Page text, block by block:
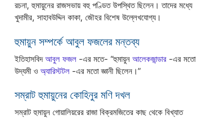
রচনা, হুমায়ুনের রাজসভায় বহু পণ্ডিত উপস্থিত ছিলেন। তাদের মধ্যে
খুদামীর, সাহাবউদ্দিন কাকা, জৌহর বিশেষ উল্লেখযোগ্য।
হুমায়ুন সম্পর্কে আবুল ফজলের মন্তব্য
ইতিহাসবিদ আবুল ফজল -এর মতে- “হুমায়ুন আলেকজান্ডার -এর মতো
উদ্যমী ও অ্যারিস্টটল -এর মতো জ্ঞানী ছিলেন।”
সম্রাট হুমায়ুনের কোহিনুর মণি দখল
সম্রাট হুমায়ুন গোয়ালিয়রের রাজা বিক্রমজিতের কাছ থেকে বিখ্যাত